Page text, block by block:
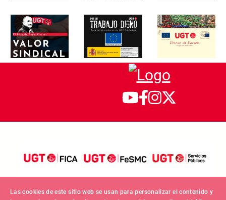
Las cookies de este sitio web se usan para personalizar el contenido y